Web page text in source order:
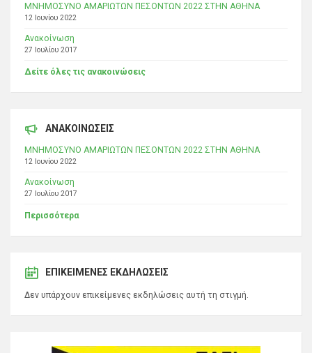
ΜΝΗΜΟΣΥΝΟ ΑΜΑΡΙΩΤΩΝ ΠΕΣΟΝΤΩΝ 2022 ΣΤΗΝ ΑΘΗΝΑ
12 Ιουνίου 2022
Ανακοίνωση
27 Ιουλίου 2017
Δείτε όλες τις ανακοινώσεις
ΑΝΑΚΟΙΝΩΣΕΙΣ
ΜΝΗΜΟΣΥΝΟ ΑΜΑΡΙΩΤΩΝ ΠΕΣΟΝΤΩΝ 2022 ΣΤΗΝ ΑΘΗΝΑ
12 Ιουνίου 2022
Ανακοίνωση
27 Ιουλίου 2017
Περισσότερα
ΕΠΙΚΕΊΜΕΝΕΣ ΕΚΔΗΛΏΣΕΙΣ
Δεν υπάρχουν επικείμενες εκδηλώσεις αυτή τη στιγμή.